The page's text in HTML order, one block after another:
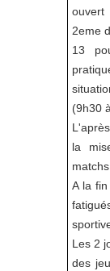
2eme
13
(9h30
la
A la
Les 2
des